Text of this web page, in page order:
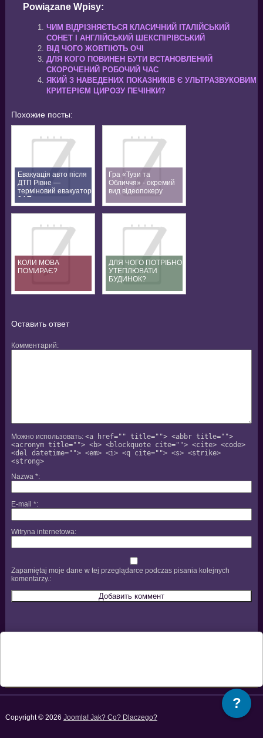
Powiązane Wpisy:
ЧИМ ВІДРІЗНЯЄТЬСЯ КЛАСИЧНИЙ ІТАЛІЙСЬКИЙ
СОНЕТ І АНГЛІЙСЬКИЙ ШЕКСПІРІВСЬКИЙ
ВІД ЧОГО ЖОВТІЮТЬ ОЧІ
ДЛЯ КОГО ПОВИНЕН БУТИ ВСТАНОВЛЕНИЙ
СКОРОЧЕНИЙ РОБОЧИЙ ЧАС
ЯКИЙ З НАВЕДЕНИХ ПОКАЗНИКІВ Є УЛЬТРАЗВУКОВИМ
КРИТЕРІЄМ ЦИРОЗУ ПЕЧІНКИ?
Похожие посты:
Евакуація авто після
ДТП Рівне —
терміновий евакуатор
24/7
Гра «Тузи та
Обличчя» - окремий
вид відеопокеру
КОЛИ МОВА
ПОМИРАЄ?
ДЛЯ ЧОГО ПОТРІБНО
УТЕПЛЮВАТИ
БУДИНОК?
Оставить ответ
Комментарий
Можно использовать: <a href="" title=""> <abbr title="">
<acronym title=""> <b> <blockquote cite=""> <cite> <code>
<del datetime=""> <em> <i> <q cite=""> <s> <strike>
<strong>
Nazwa *
E-mail *
Witryna internetowa
Zapamiętaj moje dane w tej przeglądarce podczas pisania kolejnych
komentarzy.
Copyright © 2026 Joomla! Jak? Co? Dlaczego?
?